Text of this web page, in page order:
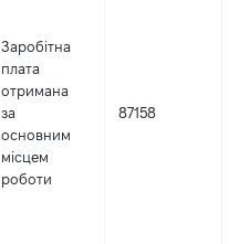
Заробітна
плата
отримана
за
основним
місцем
роботи
87158